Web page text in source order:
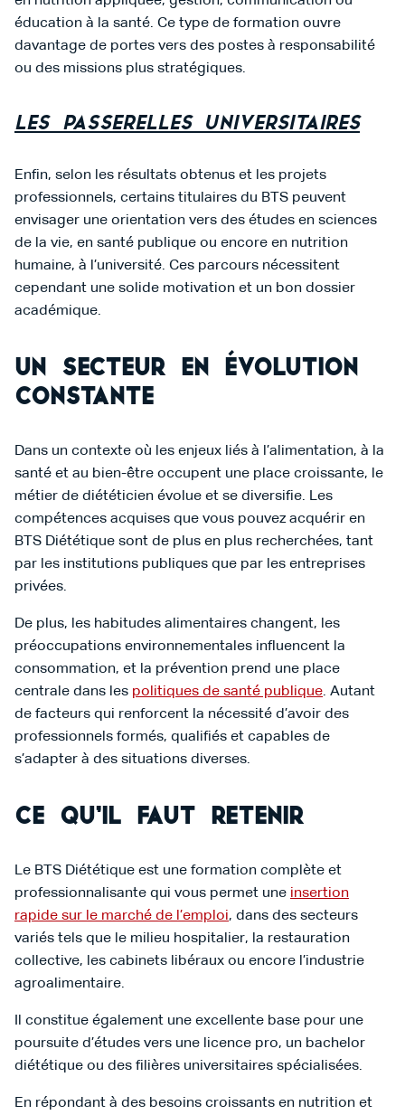
éducation à la santé. Ce type de formation ouvre
davantage de portes vers des postes à responsabilité
ou des missions plus stratégiques.
Les passerelles universitaires
Enfin, selon les résultats obtenus et les projets
professionnels, certains titulaires du BTS peuvent
envisager une orientation vers des études en sciences
de la vie, en santé publique ou encore en nutrition
humaine, à l’université. Ces parcours nécessitent
cependant une solide motivation et un bon dossier
académique.
Un secteur en évolution
constante
Dans un contexte où les enjeux liés à l’alimentation, à la
santé et au bien-être occupent une place croissante, le
métier de diététicien évolue et se diversifie. Les
compétences acquises que vous pouvez acquérir en
BTS Diététique sont de plus en plus recherchées, tant
par les institutions publiques que par les entreprises
privées.
De plus, les habitudes alimentaires changent, les
préoccupations environnementales influencent la
consommation, et la prévention prend une place
centrale dans les politiques de santé publique. Autant
de facteurs qui renforcent la nécessité d’avoir des
professionnels formés, qualifiés et capables de
s’adapter à des situations diverses.
Ce qu’il faut retenir
Le BTS Diététique est une formation complète et
professionnalisante qui vous permet une insertion
rapide sur le marché de l’emploi, dans des secteurs
variés tels que le milieu hospitalier, la restauration
collective, les cabinets libéraux ou encore l’industrie
agroalimentaire.
Il constitue également une excellente base pour une
poursuite d’études vers une licence pro, un bachelor
diététique ou des filières universitaires spécialisées.
En répondant à des besoins croissants en nutrition et